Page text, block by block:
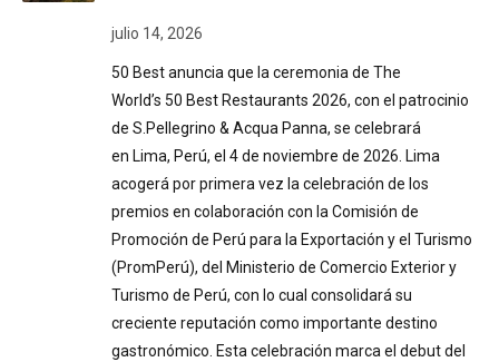
julio 14, 2026
50 Best anuncia que la ceremonia de The
World’s 50 Best Restaurants 2026, con el patrocinio
de S.Pellegrino & Acqua Panna, se celebrará
en Lima, Perú, el 4 de noviembre de 2026. Lima
acogerá por primera vez la celebración de los
premios en colaboración con la Comisión de
Promoción de Perú para la Exportación y el Turismo
(PromPerú), del Ministerio de Comercio Exterior y
Turismo de Perú, con lo cual consolidará su
creciente reputación como importante destino
gastronómico. Esta celebración marca el debut del